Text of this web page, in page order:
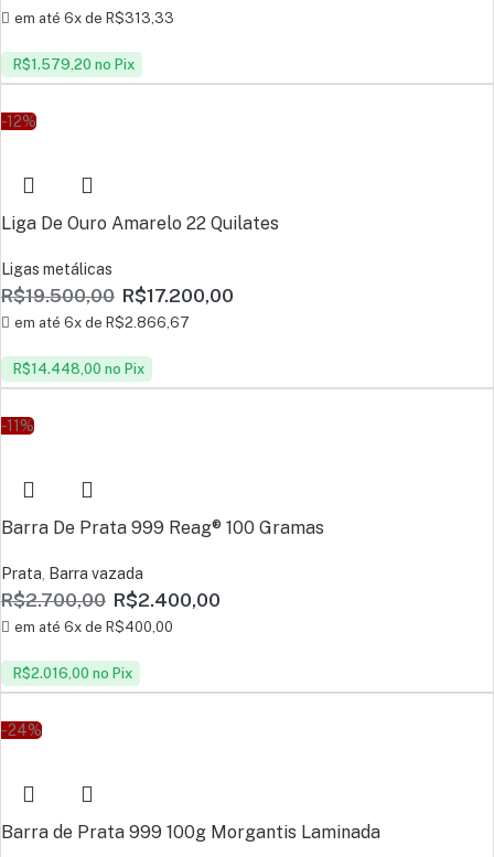
em até 6x de R$313,33
R$1.579,20 no Pix
-12%
Liga De Ouro Amarelo 22 Quilates
Ligas metálicas
R$19.500,00 R$17.200,00
em até 6x de R$2.866,67
R$14.448,00 no Pix
-11%
Barra De Prata 999 Reag® 100 Gramas
Prata, Barra vazada
R$2.700,00 R$2.400,00
em até 6x de R$400,00
R$2.016,00 no Pix
-24%
Barra de Prata 999 100g Morgantis Laminada